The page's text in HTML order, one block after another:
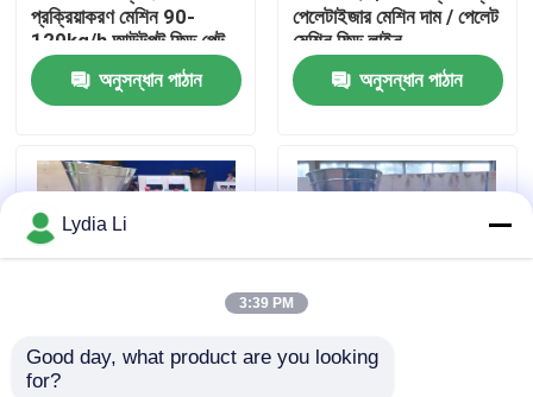
কারখানা ভ্রমণ
মান নিয়ন্ত্রণ
আমাদের সাথে যোগাযোগ করুন
উদ্ধৃতির জন্য আবেদন
কাঠের পিলেট মিল
প্রক্রিয়াকরণ মেশিন 90-
120kg/h আউটপুট ফিড পেল্ট
তৈরির মেশিন
অনুসন্ধান পাঠান
পেলেটাইজার মেশিন দাম / পেলেট
মেশিন ফিড লাইন
অনুসন্ধান পাঠান
কার্বন ইস্পাতের সাথে পশু খাদ্যের
Lydia Li
3:39 PM
Good day, what product are you looking
for?